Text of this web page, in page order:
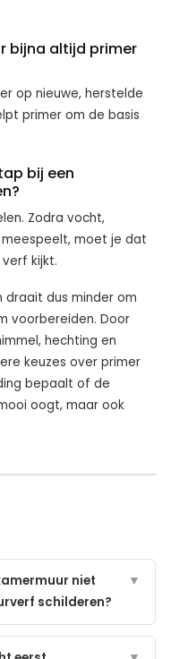
bijna altijd primer
op nieuwe, herstelde
primer om de basis
bij een
Zodra vocht,
moet je dat
kijkt.
draait dus minder om
voorbereiden. Door
hechting en
keuzes over primer
bepaalt of de
oogt, maar ook
niet
schilderen?
▼